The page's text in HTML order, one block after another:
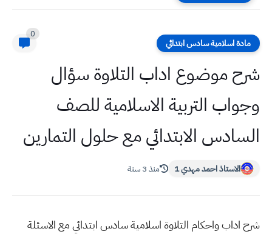
مادة اسلامية سادس ابتدائي
0
شرح موضوع اداب التلاوة سؤال
وجواب التربية الاسلامية للصف
السادس الابتدائي مع حلول التمارين
الاستاذ احمد مهدي 1 منذ 3 سنة
شرح اداب واحكام التلاوة اسلامية سادس ابتدائي مع الاسئلة